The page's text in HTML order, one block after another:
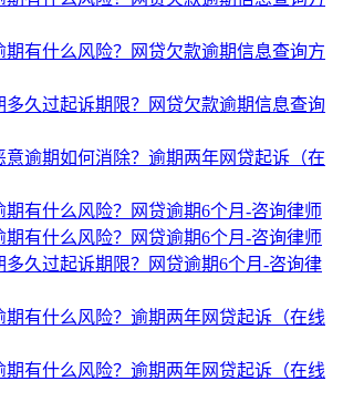
期有什么风险？网贷欠款逾期信息查询方
多久过起诉期限？网贷欠款逾期信息查询
意逾期如何消除？逾期两年网贷起诉（在
期有什么风险？网贷逾期6个月-咨询律师
期有什么风险？网贷逾期6个月-咨询律师
多久过起诉期限？网贷逾期6个月-咨询律
期有什么风险？逾期两年网贷起诉（在线
期有什么风险？逾期两年网贷起诉（在线